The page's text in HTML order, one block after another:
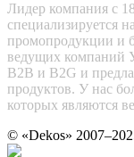
Лидер компания с
специализируется
промопродукции и
ведущих компаний
B2B и B2G и
продуктов. У нас
которых являются
© «Dekos»